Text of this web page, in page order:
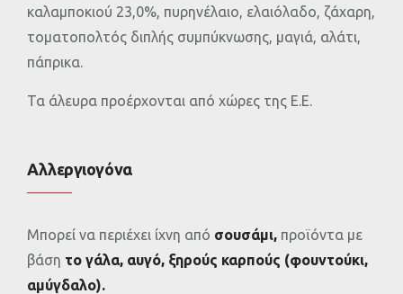
καλαμποκιού 23,0%, πυρηνέλαιο, ελαιόλαδο, ζάχαρη,
τοματοπολτός διπλής συμπύκνωσης, μαγιά, αλάτι,
πάπρικα.
Τα άλευρα προέρχονται από χώρες της Ε.Ε.
Αλλεργιογόνα
Μπορεί να περιέχει ίχνη από σουσάμι, προϊόντα με
βάση το γάλα, αυγό, ξηρούς καρπούς (φουντούκι,
αμύγδαλο).